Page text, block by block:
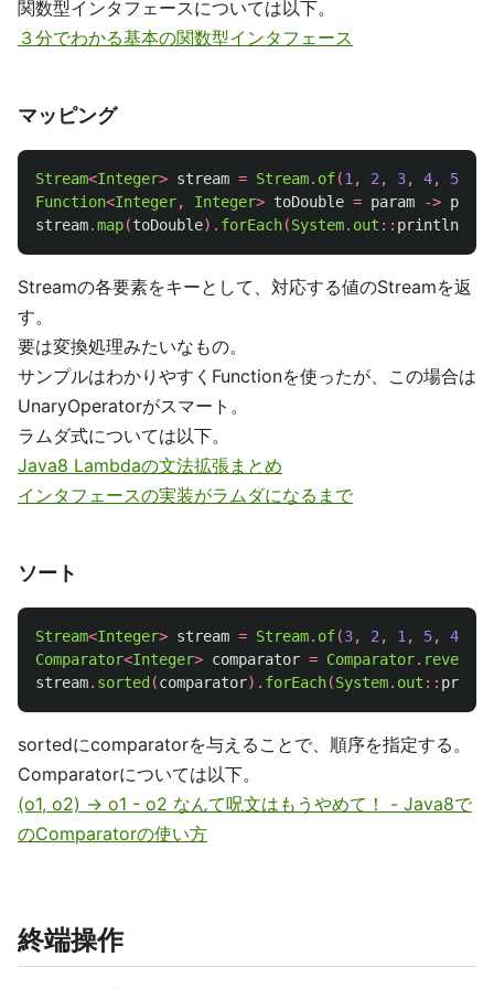
関数型インタフェースについては以下。
３分でわかる基本の関数型インタフェース
マッピング
Stream<Integer> stream = Stream. of(1 , 2 , 3, 4, 5
Function<Integer, Integer> toDouble = param -> param
stream.map(toDouble). forEach(System. out :: println
Streamの各要素をキーとして、対応する値のStreamを返
す。
要は変換処理みたいなもの。
サンプルはわかりやすくFunctionを使ったが、この場合は
UnaryOperatorがスマート。
ラムダ式については以下。
Java8 Lambdaの文法拡張まとめ
インタフェースの実装がラムダになるまで
ソート
Stream<Integer> stream = Stream. of(3, 2 , 1 , 5, 4
Comparator<Integer> comparator = Comparator.
stream. sorted (comparator). forEach(System. out ::
sortedにcomparatorを与えることで、順序を指定する。
Comparatorについては以下。
(o1, o2) -> o1 - o2 なんて呪文はもうやめて！ - Java8で
のComparatorの使い方
終端操作